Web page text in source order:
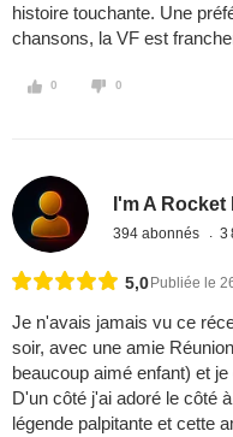
histoire touchante. Une
chansons, la VF est
0 0
I'm A Rocket
394 abonnés 3
5,0 Publiée le
Je n'avais jamais vu ce
soir, avec une amie
beaucoup aimé enfant) et
D'un côté j'ai adoré le côté
légende palpitante et cette